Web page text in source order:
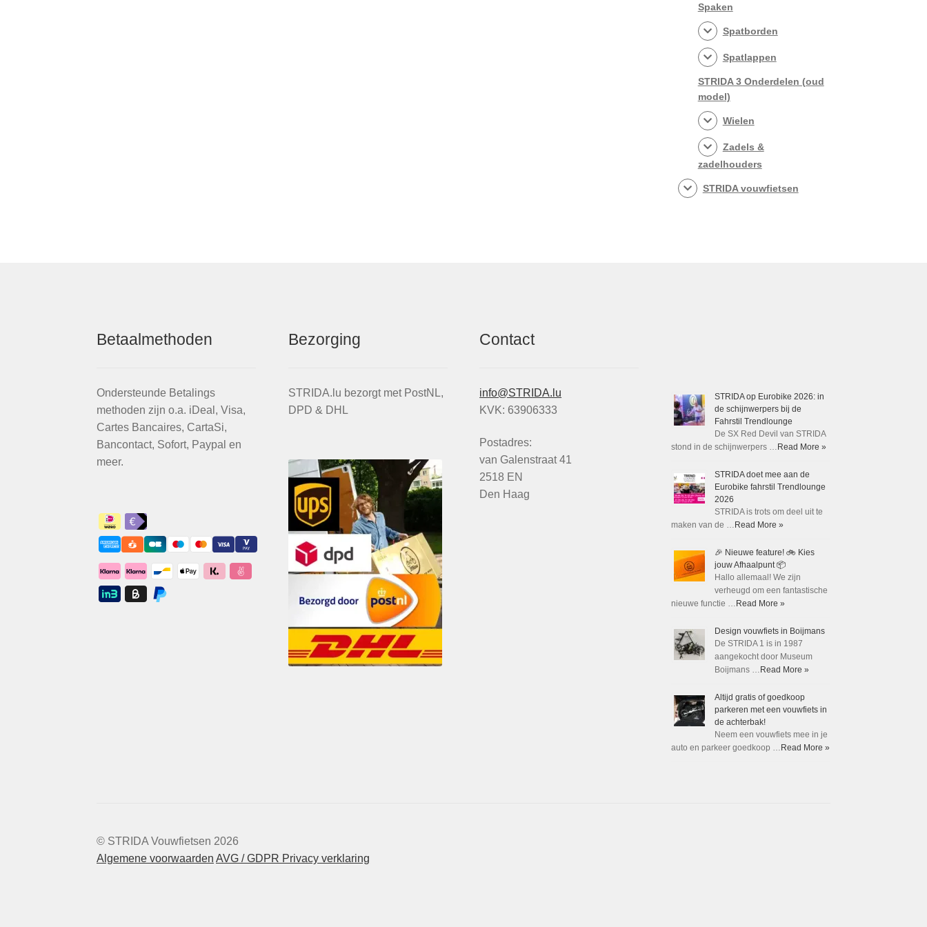
Spaken
Spatborden
Spatlappen
STRIDA 3 Onderdelen (oud
model)
Wielen
Zadels &
zadelhouders
STRIDA vouwfietsen
Betaalmethoden
Ondersteunde Betalings
methoden zijn o.a. iDeal, Visa,
Cartes Bancaires, CartaSi,
Bancontact, Sofort, Paypal en
meer.
Bezorging
STRIDA.lu bezorgt met PostNL,
DPD & DHL
Contact
info@STRIDA.lu
KVK: 63906333
Postadres:
van Galenstraat 41
2518 EN
Den Haag
STRIDA op Eurobike 2026: in
de schijnwerpers bij de
Fahrstil Trendlounge
De SX Red Devil van STRIDA
stond in de schijnwerpers … Read More »
STRIDA doet mee aan de
Eurobike fahrstil Trendlounge
2026
STRIDA is trots om deel uit te
maken van de … Read More »
🎉 Nieuwe feature! 🚲 Kies
jouw Afhaalpunt 📦
Hallo allemaal! We zijn
verheugd om een fantastische
nieuwe functie … Read More »
Design vouwfiets in Boijmans
De STRIDA 1 is in 1987
aangekocht door Museum
Boijmans … Read More »
Altijd gratis of goedkoop
parkeren met een vouwfiets in
de achterbak!
Neem een vouwfiets mee in je
auto en parkeer goedkoop … Read More »
© STRIDA Vouwfietsen 2026
Algemene voorwaarden AVG / GDPR Privacy verklaring